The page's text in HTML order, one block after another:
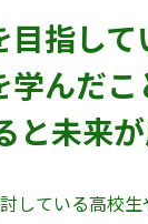
目指して
学んだ
と未来が
している高校